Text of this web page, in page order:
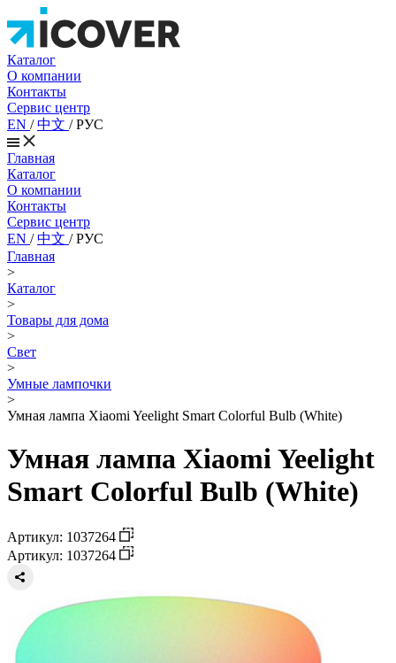
Каталог
О компании
Контакты
Сервис центр
EN /中文 /РУС
Главная
Каталог
О компании
Контакты
Сервис центр
EN /中文 /РУС
Главная
>
Каталог
>
Товары для дома
>
Свет
>
Умные лампочки
>
Умная лампа Xiaomi Yeelight Smart Colorful Bulb (White)
Умная лампа Xiaomi Yeelight
Smart Colorful Bulb (White)
Артикул: 1037264
Артикул: 1037264